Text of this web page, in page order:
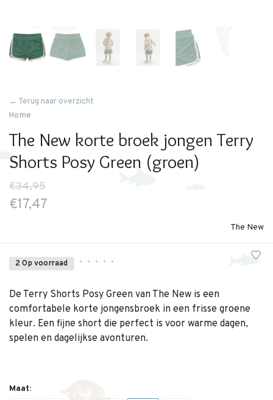
← Terug naar overzicht
Home
The New korte broek jongen Terry
Shorts Posy Green (groen)
€34,95
€17,47
The New
2 Op voorraad • • • • •
De Terry Shorts Posy Green van The New is een
comfortabele korte jongensbroek in een frisse groene
kleur. Een fijne short die perfect is voor warme dagen,
spelen en dagelijkse avonturen.
Maat: